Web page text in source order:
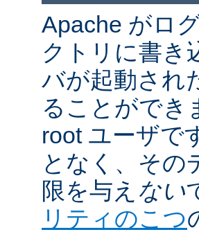
Apache がロ
クトリに書き
バが起動され
ることができ
root ユーザで
となく、その
限を与え ない
リティのこつ